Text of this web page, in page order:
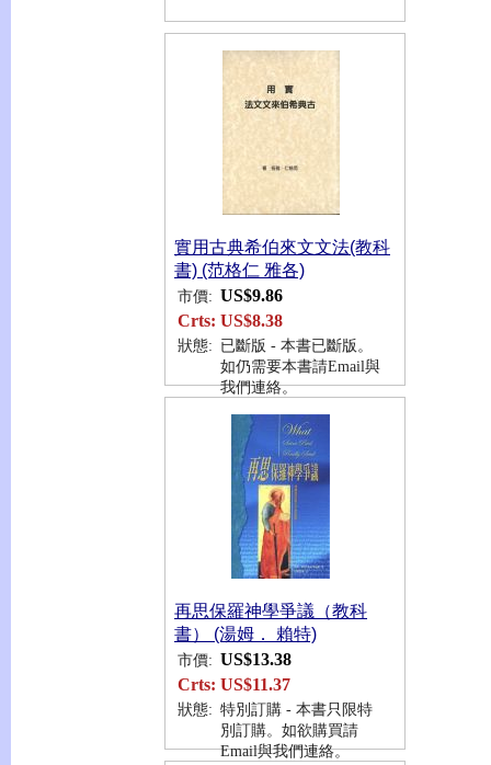
實用古典希伯來文文法(教科
書) (范格仁 雅各)
市價: US$9.86
Crts: US$8.38
狀態: 已斷版 - 本書已斷版。
如仍需要本書請Email與
我們連絡。
再思保羅神學爭議（教科
書） (湯姆． 賴特)
市價: US$13.38
Crts: US$11.37
狀態: 特別訂購 - 本書只限特
別訂購。如欲購買請
Email與我們連絡。